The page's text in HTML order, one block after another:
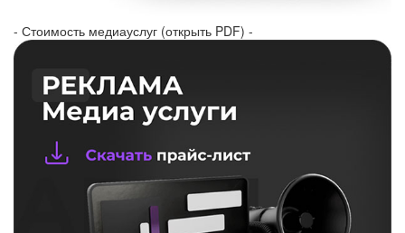
- Стоимость медиауслуг (открыть PDF) -